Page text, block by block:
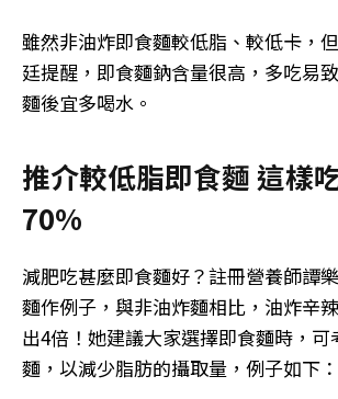
雖然非油炸即食麵較低脂、較低卡，
廷提醒，即食麵鈉含量很高，多吃易
麵後宜多喝水。
推介較低脂即食麵 這樣
70%
減肥吃甚麼即食麵好？註冊營養師譚
麵作例子，與非油炸麵相比，油炸辛
出4倍！她建議大家選擇即食麵時，
麵，以減少脂肪的攝取量，例子如下：